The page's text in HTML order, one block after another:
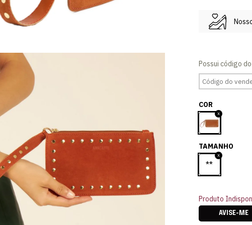
COR
TAMANHO
**
Produto
AVISE-ME